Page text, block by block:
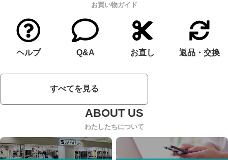
お買い物ガイド
ヘルプ Q&A お直し 返品・交換
すべてを見る
わたしたちについて